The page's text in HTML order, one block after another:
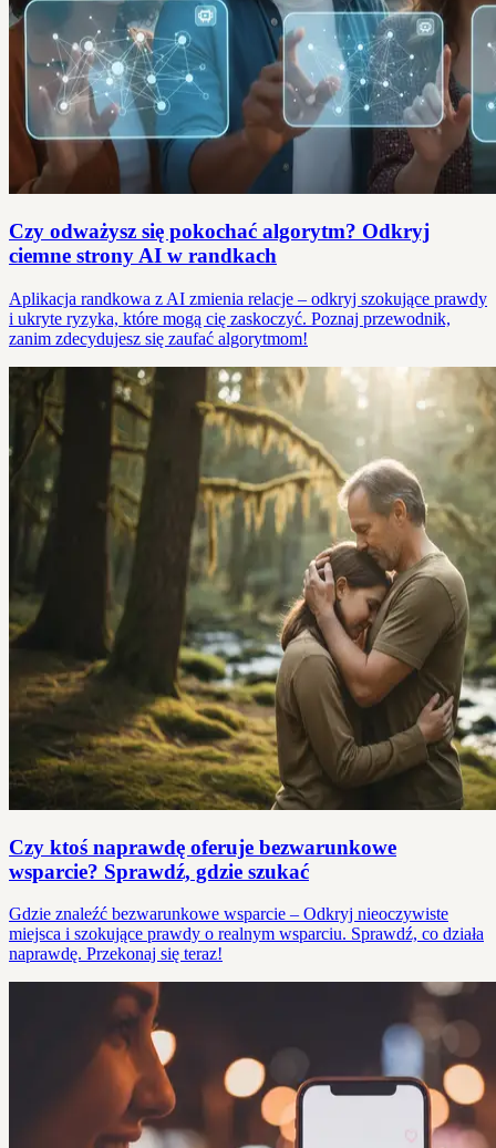
Czy odważysz się pokochać algorytm? Odkryj
ciemne strony AI w randkach
Aplikacja randkowa z AI zmienia relacje – odkryj szokujące prawdy
i ukryte ryzyka, które mogą cię zaskoczyć. Poznaj przewodnik,
zanim zdecydujesz się zaufać algorytmom!
Czy ktoś naprawdę oferuje bezwarunkowe
wsparcie? Sprawdź, gdzie szukać
Gdzie znaleźć bezwarunkowe wsparcie – Odkryj nieoczywiste
miejsca i szokujące prawdy o realnym wsparciu. Sprawdź, co działa
naprawdę. Przekonaj się teraz!